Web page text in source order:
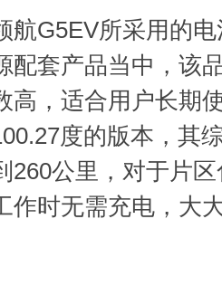
航G5EV所采用的
配套产品当中，该
高，适合用户长期
度的版本，其
260公里，对于片
作时无需充电，大